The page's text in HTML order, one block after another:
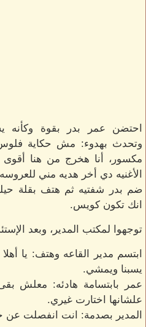
احتضن عمر بدر بقوة وكأنه
وتحدث بهدوء: مش حكاية
مكسور، أنا هخرج من هنا
الأغنيه دي أخر هديه مني
ضم بدر شفتيه ثم هتف بقلة
انك تكون كويس.
توجهوا لمكتب المدير، وبعد
ابتسم مدير القاعه وهتف: يا
يسبنا ويمشي.
عمر بابتسامة هادئه: معلش
علشانها اختارت غيري.
المدير بصدمة: انت انفصلت عن